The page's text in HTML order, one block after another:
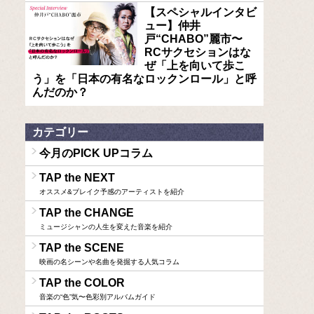
【スペシャルインタビ
ュー】仲井
戸“CHABO”麗市〜
RCサクセションはな
ぜ「上を向いて歩こ
う」を「日本の有名なロックンロール」と呼
んだのか？
カテゴリー
今月のPICK UPコラム
TAP the NEXT
オススメ&ブレイク予感のアーティストを紹介
TAP the CHANGE
ミュージシャンの人生を変えた音楽を紹介
TAP the SCENE
映画の名シーンや名曲を発掘する人気コラム
TAP the COLOR
音楽の“色”気〜色彩別アルバムガイド